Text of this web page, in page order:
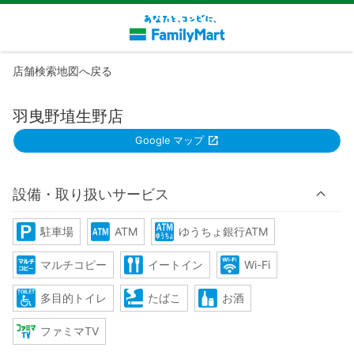
店舗検索地図へ戻る
羽曳野埴生野店
Google マップ
設備・取り扱いサービス
駐車場 ATM ゆうちょ銀行ATM
マルチコピー イートイン Wi-Fi
多目的トイレ たばこ お酒
ファミマTV